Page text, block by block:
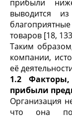
прибыли
выводится
товаров [18,
Таким
компании,
её
1.2
прибыли
Организация
что она